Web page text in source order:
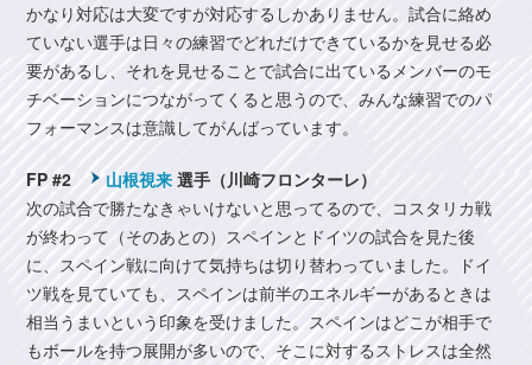
かなり対応は大変ですが対応するしかありません。試合に絡め
ていない選手は日々の練習でどれだけできているかを見せる必
要があるし、それを見せることで試合に出ているメンバーのモ
チベーションにつながってくると思うので、みんな練習でのパ
フォーマンスは意識してがんばっています。
FP #2 山根視来 選手（川崎フロンターレ）
次の試合で勝たなきゃいけないと思ってるので、コスタリカ戦
が終わって（そのあとの）スペインとドイツの試合を見た後
に、スペイン戦に向けて気持ちは切り替わっていました。ドイ
ツ戦を見ていても、スペインは前半のエネルギーがあるときは
相当うまいという印象を受けました。スペインはどこが相手で
もボールを持つ展開が多いので、そこに対するストレスは全然